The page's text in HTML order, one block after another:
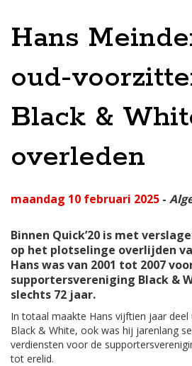
Hans
oud-
Black &
overleden
maandag 10 februari 2025 -
Binnen Quick’20 is met
op het plotselinge overlijden
Hans was van 2001 tot 2007
supportersvereniging Black &
slechts 72 jaar.
In totaal maakte Hans vijftien jaar
Black & White, ook was hij jarenlang
verdiensten voor de
tot erelid.